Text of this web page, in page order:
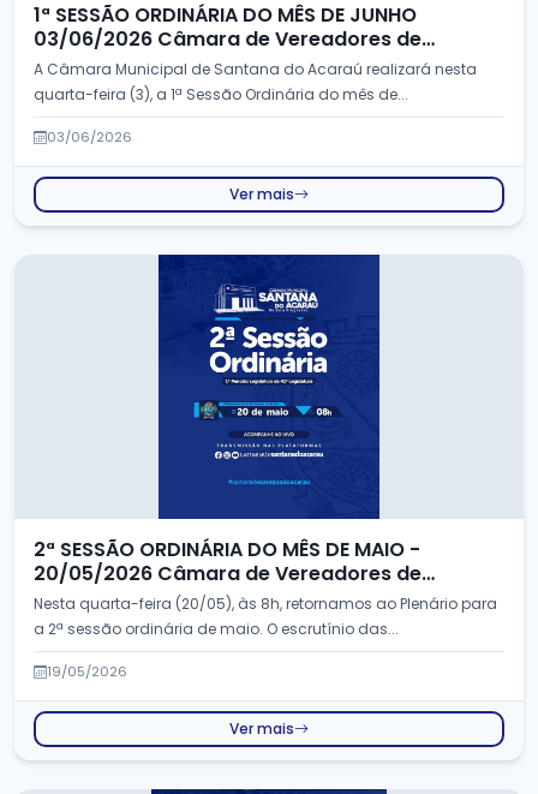
1ª SESSÃO ORDINÁRIA DO MÊS DE JUNHO
03/06/2026 Câmara de Vereadores de
Santana do Acaraú -CE
A Câmara Municipal de Santana do Acaraú realizará nesta
quarta-feira (3), a 1ª Sessão Ordinária do mês de...
03/06/2026
Ver mais
2ª SESSÃO ORDINÁRIA DO MÊS DE MAIO -
20/05/2026 Câmara de Vereadores de
Santana do Acaraú - CE
Nesta quarta-feira (20/05), às 8h, retornamos ao Plenário para
a 2ª sessão ordinária de maio. O escrutínio das...
19/05/2026
Ver mais